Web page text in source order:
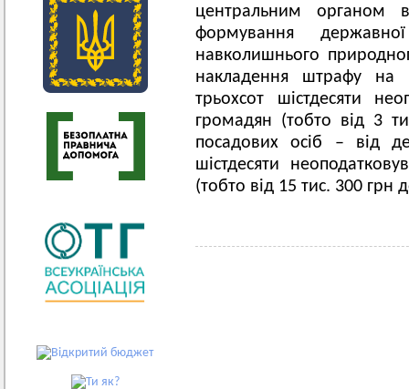
центральним органом
формування
навколишнього
накладення штрафу на
трьохсот шістдесяти
громадян (тобто від 3
посадових осіб – від
шістдесяти
(тобто від 15 тис. 300 грн